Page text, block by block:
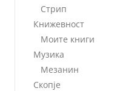
Стрип
Книжевност
Моите книги
Музика
Мезанин
Скопје